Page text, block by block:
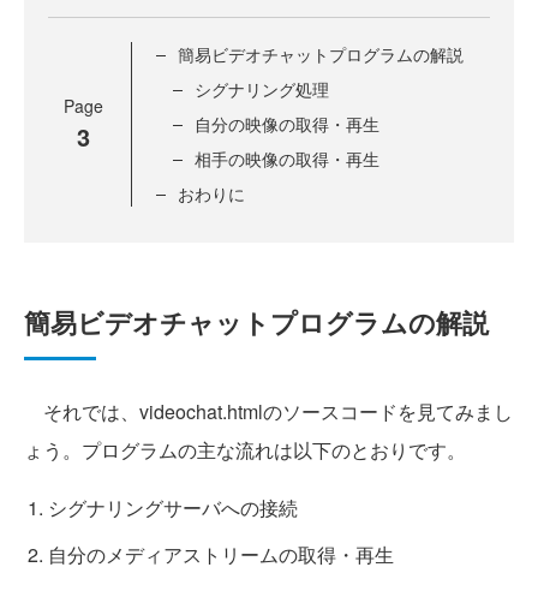
Page
3
簡易ビデオチャットプログラムの解説
シグナリング処理
自分の映像の取得・再生
相手の映像の取得・再生
おわりに
簡易ビデオチャットプログラムの解説
それでは、videochat.htmlのソースコードを見てみまし
ょう。プログラムの主な流れは以下のとおりです。
シグナリングサーバへの接続
自分のメディアストリームの取得・再生